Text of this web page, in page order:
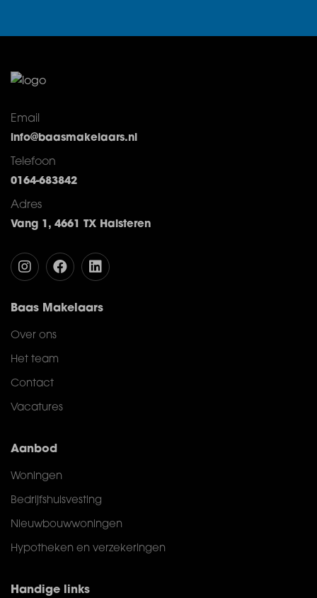
Email
info@baasmakelaars.nl
Telefoon
0164-683842
Adres
Vang 1, 4661 TX Halsteren
Baas Makelaars
Over ons
Het team
Contact
Vacatures
Aanbod
Woningen
Bedrijfshuisvesting
Nieuwbouwwoningen
Hypotheken en verzekeringen
Handige links